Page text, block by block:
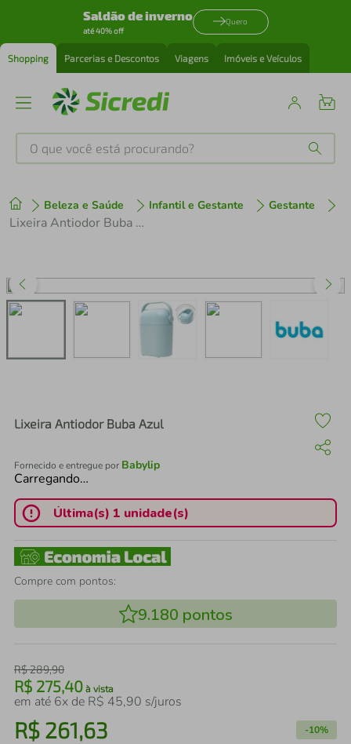
Saldão de inverno
até 40% off
Quero
Shopping Parcerias e Descontos Viagens Imóveis e Veículos
O que você está procurando?
Beleza e Saúde Infantil e Gestante Gestante
Lixeira Antiodor Buba Azul
Lixeira Antiodor Buba Azul
Fornecido e entregue por Babylip
Carregando…
Última(s) 1 unidade(s)
Compre com pontos:
9.180 pontos
R$289,90
R$ 275,40 à vista
em até 6x de R$ 45,90 s/juros
R$ 261,63 -10%
1º tenis
perfume